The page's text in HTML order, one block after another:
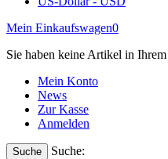
Mein Einkaufswagen0
Sie haben keine Artikel in
Mein Konto
News
Zur Kasse
Anmelden
Suche Suche: